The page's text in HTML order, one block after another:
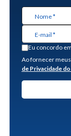
Eu concordo
Ao fornecer
de Privacidade